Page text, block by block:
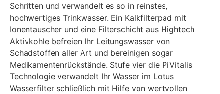
Schritten und verwandelt es so in reinstes,
hochwertiges Trinkwasser. Ein Kalkfilterpad mit
Ionentauscher und eine Filterschicht aus Hightech
Aktivkohle befreien Ihr Leitungswasser von
Schadstoffen aller Art und bereinigen sogar
Medikamentenrückstände. Stufe vier die PiVitalis
Technologie verwandelt Ihr Wasser im Lotus
Wasserfilter schließlich mit Hilfe von wertvollen